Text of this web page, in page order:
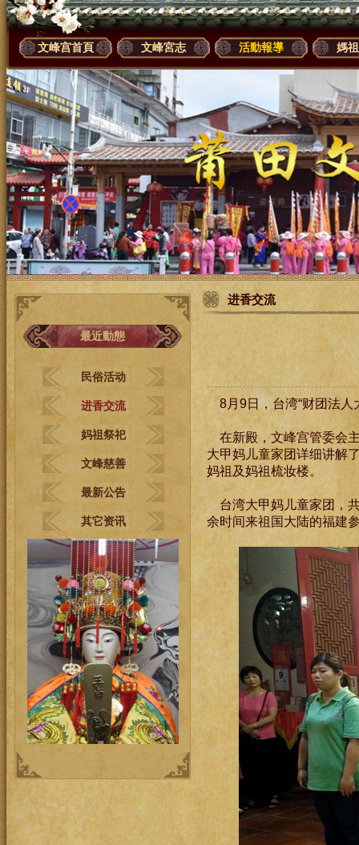
文峰宫首頁 文峰宮志 活動報導 媽
最近動態
民俗活动
进香交流
妈祖祭祀
文峰慈善
最新公告
其它资讯
进香交流
8月9日，台湾“财团法人
在新殿，文峰宫管委会
大甲妈儿童家团详细讲解
妈祖及妈祖梳妆楼。
台湾大甲妈儿童家团，
余时间来祖国大陆的福建